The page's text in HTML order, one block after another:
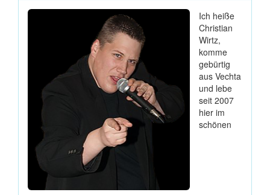
Ich heiße
Christian
Wirtz,
komme
gebürtig
aus Vechta
und lebe
seit 2007
hier im
schönen